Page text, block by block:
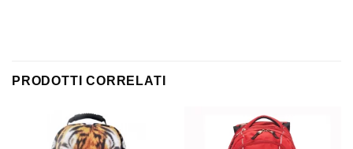
PRODOTTI CORRELATI